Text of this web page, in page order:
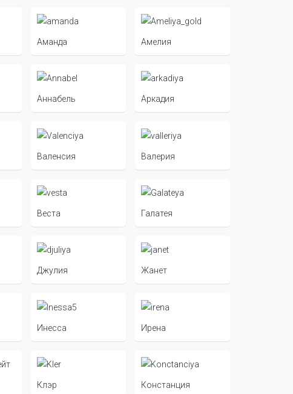
Аманда Амелия
Аннабель Аркадия
Валенсия Валерия
Веста Галатея
Джулия Жанет
Инесса Ирена
Клэр Констанция